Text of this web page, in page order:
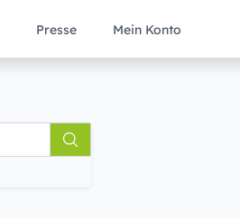
Presse Mein Konto